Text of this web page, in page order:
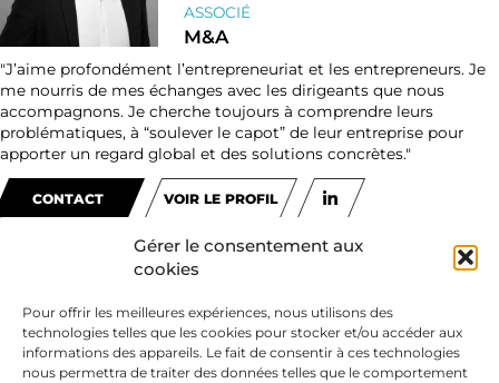
Gérer le consentement aux
cookies
Pour offrir les meilleures expériences, nous utilisons des
technologies telles que les cookies pour stocker et/ou accéder aux
informations des appareils. Le fait de consentir à ces technologies
nous permettra de traiter des données telles que le comportement
ASSOCIÉ
M&A
"J’aime profondément l’entrepreneuriat et les entrepreneurs. Je
me nourris de mes échanges avec les dirigeants que nous
accompagnons. Je cherche toujours à comprendre leurs
problématiques, à “soulever le capot” de leur entreprise pour
apporter un regard global et des solutions concrètes."
CONTACT VOIR LE PROFIL